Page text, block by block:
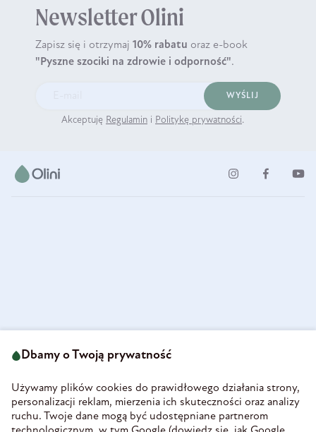
Newsletter Olini
Zapisz się i otrzymaj 10% rabatu oraz e-book
"Pyszne szociki na zdrowie i odporność".
WYŚLIJ
Akceptuję Regulamin i Politykę prywatności.
58-160 Świebodzice
REGON 890213034
INFORMACJE
Dbamy o Twoją prywatność
Używamy plików cookies do prawidłowego działania strony,
personalizacji reklam, mierzenia ich skuteczności oraz analizy
ruchu. Twoje dane mogą być udostępniane partnerom